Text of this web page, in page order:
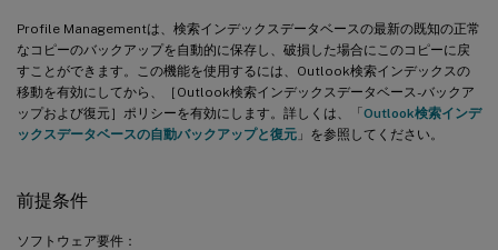
Profile Managementは、検索インデックスデータベースの最新の既知の正常
なコピーのバックアップを自動的に保存し、破損した場合にこのコピーに戻
すことができます。この機能を使用するには、Outlook検索インデックスの
移動を有効にしてから、［Outlook検索インデックスデータベース-バックア
ップおよび復元］ポリシーを有効にします。詳しくは、「Outlook検索インデ
ックスデータベースの自動バックアップと復元 」を参照してください。
前提条件
ソフトウェア要件：